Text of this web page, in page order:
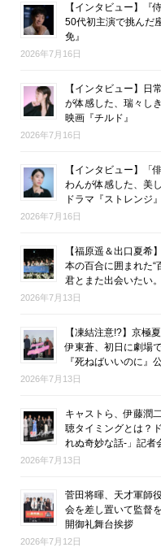
【インタビュー】『
50代初主演で挑んだ
免』
2026年7月16日
【インタビュー】日
が体感した、瑞々し
映画『チルド』
2026年7月16日
【インタビュー】「
わんが体感した、美
ドラマ『ストレンジ』
2026年7月16日
【福原遥＆出口夏希
本の百合に囲まれた“
君とまた出会いたい
2026年7月13日
【凍結注意!?】京極
伊東蒼、初日に劇場
『死ねばいいのに』
2026年7月13日
キャストら、伊藤潤
聴タイミングとは？
れぬ奇妙な話-」記者
2026年7月13日
菅田将暉、天才軍師
会を差し置いて監督
開御礼舞台挨拶
2026年7月12日